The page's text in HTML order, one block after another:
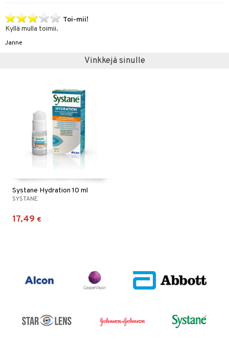
Toi-mii!
Kyllä mulla toimii.
Janne
Vinkkejä sinulle
Systane Hydration 10 ml
SYSTANE
17,49 €